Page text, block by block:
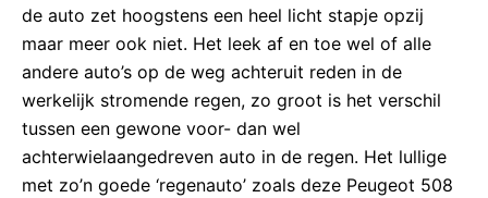
de auto zet hoogstens een heel licht stapje opzij
maar meer ook niet. Het leek af en toe wel of alle
andere auto’s op de weg achteruit reden in de
werkelijk stromende regen, zo groot is het verschil
tussen een gewone voor- dan wel
achterwielaangedreven auto in de regen. Het lullige
met zo’n goede ‘regenauto’ zoals deze Peugeot 508